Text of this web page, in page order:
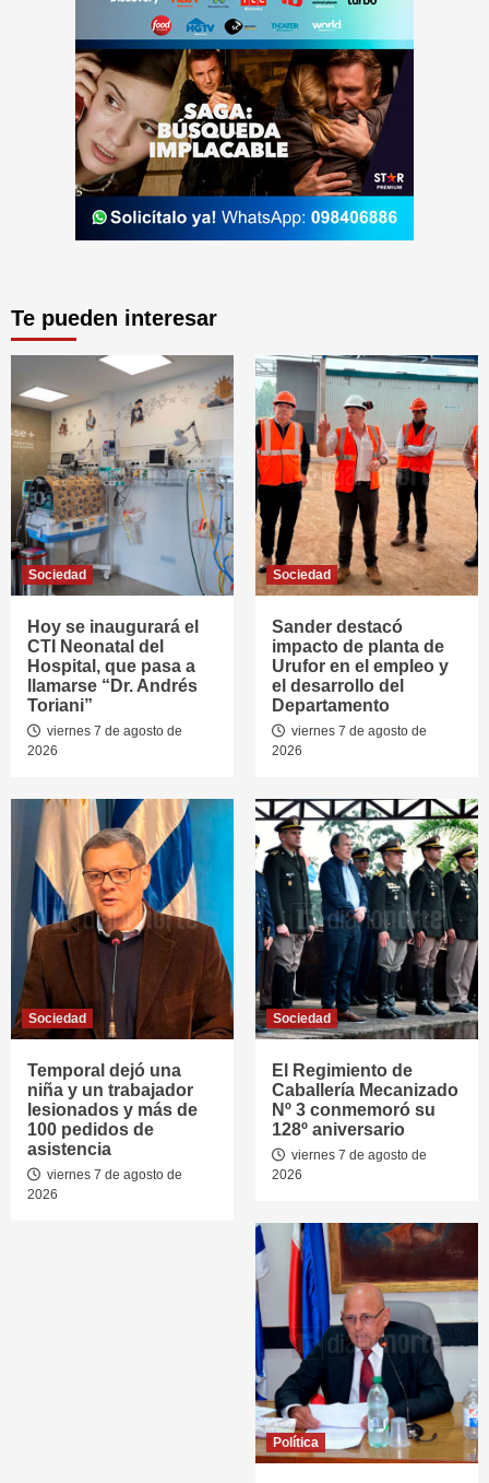
Te pueden interesar
Sociedad
Hoy se inaugurará el
CTI Neonatal del
Hospital, que pasa a
llamarse “Dr. Andrés
Toriani”
viernes 7 de agosto de
2026
Sociedad
Sander destacó
impacto de planta de
Urufor en el empleo y
el desarrollo del
Departamento
viernes 7 de agosto de
2026
Sociedad
Temporal dejó una
niña y un trabajador
lesionados y más de
100 pedidos de
asistencia
viernes 7 de agosto de
2026
Sociedad
El Regimiento de
Caballería Mecanizado
Nº 3 conmemoró su
128º aniversario
viernes 7 de agosto de
2026
Política